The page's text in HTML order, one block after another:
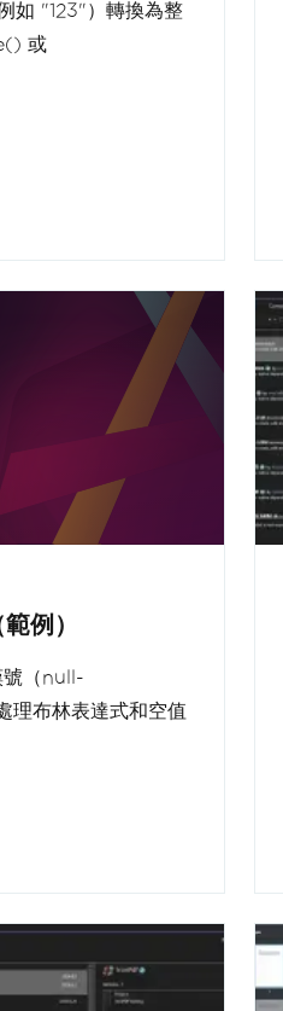
如 "123"）轉換為整
或
例）
號（null-
布林表達式和空值